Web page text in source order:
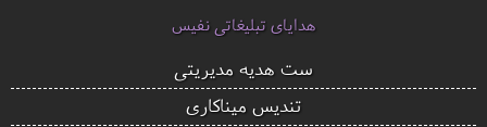
هدایای تبلیغاتی نفیس
ست هدیه مدیریتی
تندیس میناکاری